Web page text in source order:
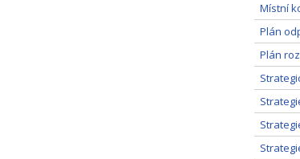
Místní
Plán
Plán